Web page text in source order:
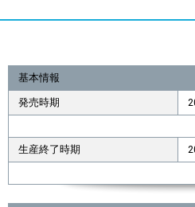
基本情報
発売時期
生産終了時期